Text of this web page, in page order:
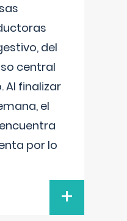
del
central
Al finalizar
el
por lo
+